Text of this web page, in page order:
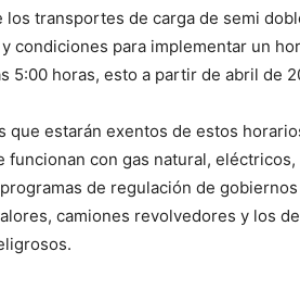
los transportes de carga de semi
condiciones para implementar un
5:00 horas, esto a partir de abril de
que estarán exentos de estos
funcionan con gas natural,
de regulación de
camiones revolvedores y los